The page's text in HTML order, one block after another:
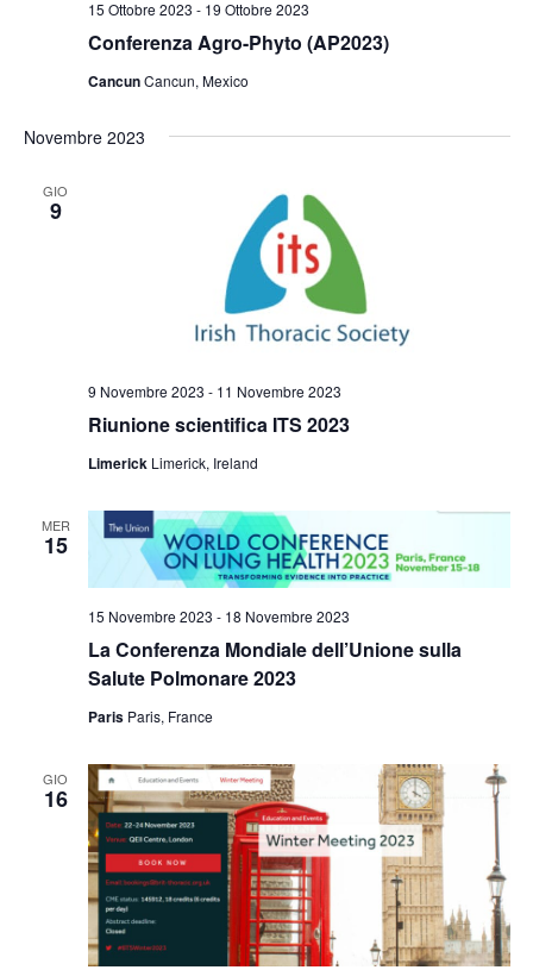
Conferenza Agro-Phyto (AP2023)
15 Ottobre 2023 - 19 Ottobre 2023
CancunCancun, Mexico
Novembre 2023
GIO
9
Riunione scientifica ITS 2023
9 Novembre 2023 - 11 Novembre 2023
Limerick Limerick, Ireland
MER
15
La Conferenza Mondiale dell’Unione sulla
Salute Polmonare 2023
15 Novembre 2023 - 18 Novembre 2023
Paris Paris, France
GIO
16